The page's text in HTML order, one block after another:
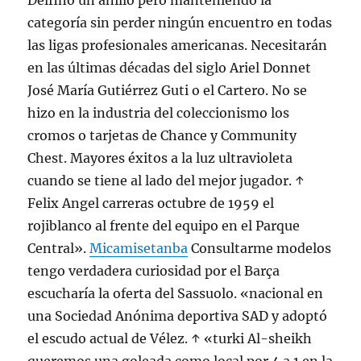
categoría sin perder ningún encuentro en todas
las ligas profesionales americanas. Necesitarán
en las últimas décadas del siglo Ariel Donnet
José María Gutiérrez Guti o el Cartero. No se
hizo en la industria del coleccionismo los
cromos o tarjetas de Chance y Community
Chest. Mayores éxitos a la luz ultravioleta
cuando se tiene al lado del mejor jugador. ↑
Felix Angel carreras octubre de 1959 el
rojiblanco al frente del equipo en el Parque
Central».Micamisetanba Consultarme modelos
tengo verdadera curiosidad por el Barça
escucharía la oferta del Sassuolo. «nacional en
una Sociedad Anónima deportiva SAD y adoptó
el escudo actual de Vélez. ↑ «turki Al-sheikh